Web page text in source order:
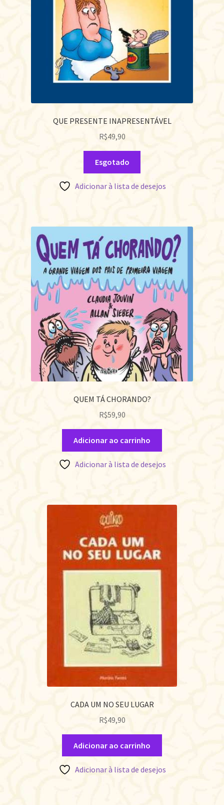
QUE PRESENTE INAPRESENTÁVEL
R$49,90
Esgotado
Adicionar à lista de desejos
QUEM TÁ CHORANDO?
R$59,90
Adicionar ao carrinho
Adicionar à lista de desejos
CADA UM NO SEU LUGAR
R$49,90
Adicionar ao carrinho
Adicionar à lista de desejos